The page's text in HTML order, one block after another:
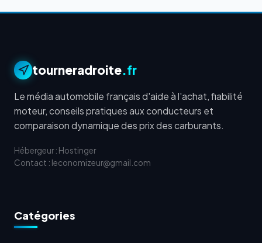
tourneradroite.fr
Le média automobile français d'aide à l'achat, fiabilité
moteur, conseils pratiques aux conducteurs et
comparaison dynamique des prix des carburants.
Hébergeur : Hostinger
Contact : leconomizeur@gmail.com
Catégories